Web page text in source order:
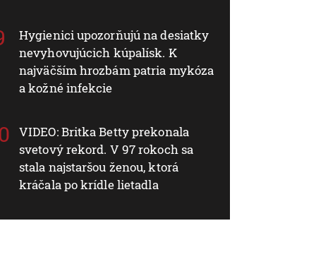
Hygienici upozorňujú na desiatky
nevyhovujúcich kúpalísk. K
najväčším hrozbám patria mykóza
a kožné infekcie
VIDEO: Britka Betty prekonala
svetový rekord. V 97 rokoch sa
stala najstaršou ženou, ktorá
kráčala po krídle lietadla